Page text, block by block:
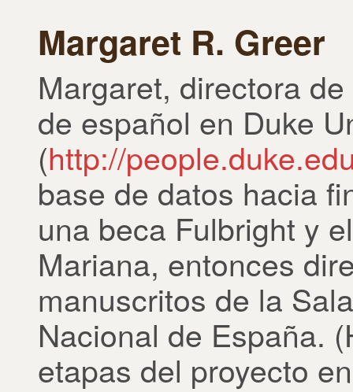
Margaret R. Greer
Margaret, directora
de español en Duke
(http://
base de datos hacia
una beca Fulbright y
Mariana, entonces
manuscritos de la
Nacional de España.
etapas del proyecto